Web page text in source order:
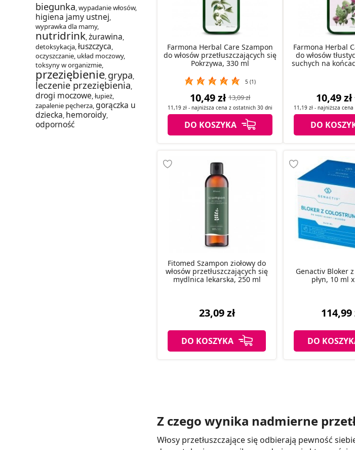
biegunka,wypadanie włosów,
higiena jamy ustnej,
wyprawka dla mamy,
nutridrink,żurawina,
detoksykacja,łuszczyca,
oczyszczanie, układ moczowy,
toksyny w organizmie,
przeziębienie, grypa,
leczenie przeziębienia,
drogi moczowe,łupież,
zapalenie pęcherza,gorączka u
dziecka, hemoroidy,
odporność
Farmona Herbal Care Szampon
do włosów przetłuszczających się
Pokrzywa, 330 ml
5 (1)
10,49 zł 13,09 zł
11,19 zł - najniższa cena z ostatnich 30 dni
DO KOSZYKA
Farmona Herbal
do włosów
suchych na
10,49 zł
11,19 zł - najniższa cena
DO
Fitomed Szampon ziołowy do
włosów przetłuszczających się
mydlnica lekarska, 250 ml
23,09 zł
DO KOSZYKA
Genactiv Bloker
płyn, 10 ml
114,99
DO
Z czego wynika nadmierne
Włosy przetłuszczające się odbierają pewność